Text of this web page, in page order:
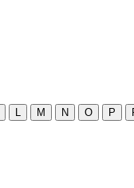
M N O P